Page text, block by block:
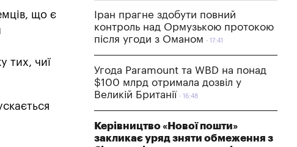
що є
тих, чиї
Іран прагне здобути повний
контроль над Ормузькою протокою
після угоди з Оманом
17:41
Угода Paramount та WBD на понад
$100 млрд отримала дозвіл у
Великій Британії
16:48
Керівництво «Нової пошти»
закликає уряд зняти обмеження з